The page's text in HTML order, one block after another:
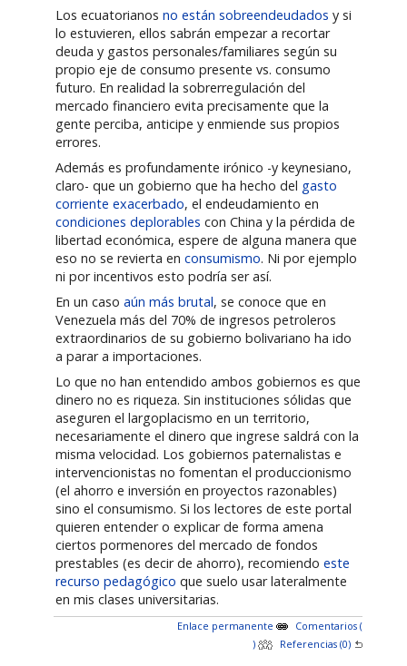
Los ecuatorianosno están sobreendeudados y si
lo estuvieren, ellos sabrán empezar a recortar
deuda y gastos personales/familiares según su
propio eje de consumo presente vs. consumo
futuro. En realidad la sobrerregulación del
mercado financiero evita precisamente que la
gente perciba, anticipe y enmiende sus propios
errores.
Además es profundamente irónico -y keynesiano,
claro- que un gobierno que ha hecho del gasto
corriente exacerbado, el endeudamiento en
condiciones deplorables con China y la pérdida de
libertad económica, espere de alguna manera que
eso no se revierta enconsumismo. Ni por ejemplo
ni por incentivos esto podría ser así.
En un casoaún más brutal, se conoce que en
Venezuela más del 70% de ingresos petroleros
extraordinarios de su gobierno bolivariano ha ido
a parar a importaciones.
Lo que no han entendido ambos gobiernos es que
dinero no es riqueza. Sin instituciones sólidas que
aseguren el largoplacismo en un territorio,
necesariamente el dinero que ingrese saldrá con la
misma velocidad. Los gobiernos paternalistas e
intervencionistas no fomentan el produccionismo
(el ahorro e inversión en proyectos razonables)
sino el consumismo. Si los lectores de este portal
quieren entender o explicar de forma amena
ciertos pormenores del mercado de fondos
prestables (es decir de ahorro), recomiendoeste
recurso pedagógico que suelo usar lateralmente
en mis clases universitarias.
Enlace permanente
Comentarios (
)
Referencias (0)